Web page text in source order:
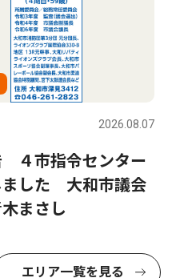
2026.08.07
４市指令センター
ました 大和市議会
まさし
エリア一覧を見る